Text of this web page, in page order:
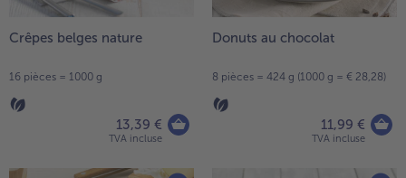
- 5 € à l’achat de 7 menus au choix
Crêpes belges nature
16 pièces = 1000 g
13,39 €
TVA incluse
Donuts au chocolat
8 pièces = 424 g (1000 g = € 28,28)
11,99 €
TVA incluse